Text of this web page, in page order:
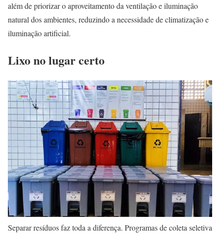
além de priorizar o aproveitamento da ventilação e iluminação
natural dos ambientes, reduzindo a necessidade de climatização e
iluminação artificial.
Lixo no lugar certo
Separar resíduos faz toda a diferença. Programas de coleta seletiva